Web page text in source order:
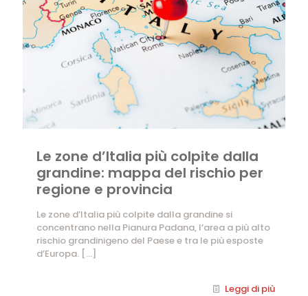
Le zone d’Italia più colpite dalla
grandine: mappa del rischio per
regione e provincia
Le zone d’Italia più colpite dalla grandine si
concentrano nella Pianura Padana, l’area a più alto
rischio grandinigeno del Paese e tra le più esposte
d’Europa. […]
Leggi di più